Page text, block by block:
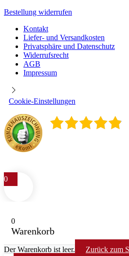
Bestellung widerrufen
Kontakt
Liefer- und Versandkosten
Privatsphäre und Datenschutz
Widerrufsrecht
AGB
Impressum
Cookie-Einstellungen
0
0
Warenkorb
Der Warenkorb ist leer. Zurück zum